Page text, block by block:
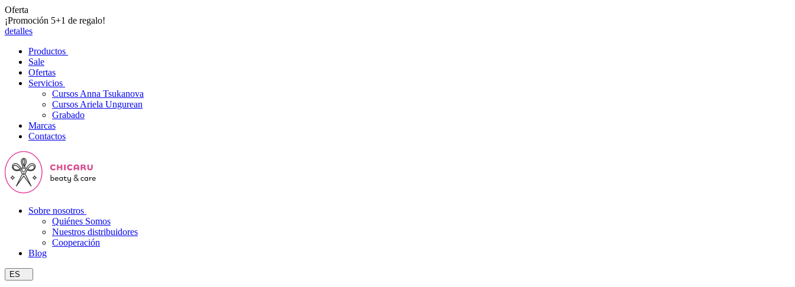
Oferta
¡Promoción 5+1 de regalo!
detalles
Productos
Sale
Ofertas
Servicios
Cursos Anna Tsukanova
Cursos Ariela Ungurean
Grabado
Marcas
Contactos
Sobre nosotros
Quiénes Somos
Nuestros distribuidores
Cooperación
Blog
ES